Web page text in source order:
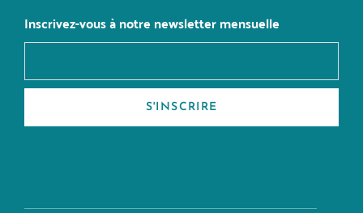
Inscrivez-vous à notre newsletter mensuelle
S'INSCRIRE